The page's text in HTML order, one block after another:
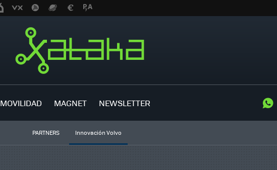
MOVILIDAD MAGNET NEWSLETTER
PARTNERS Innovación Volvo